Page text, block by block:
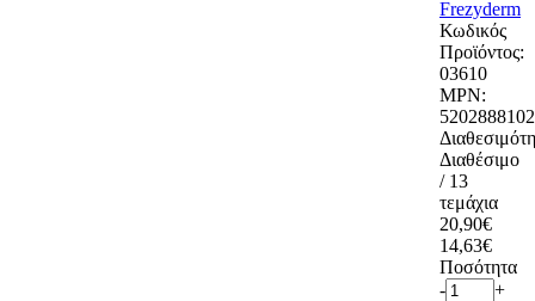
Frezyderm
Κωδικός
Προϊόντος:
03610
MPN:
Διαθέσιμο
/ 13
τεμάχια
20,90€
14,63€
Ποσότητα
-
+